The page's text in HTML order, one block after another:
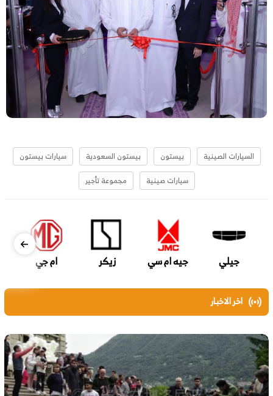
السيارات الصينية بيستون بيستون السعودية
سيارات بيستون
سيارات صينية
مجموعة تأجير
جيلي جيه ام سي زيكر ام جي
اخر الاخبار